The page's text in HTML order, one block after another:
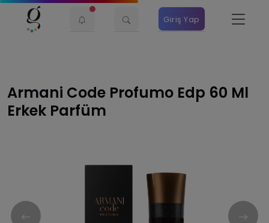
Giriş Yap
Armani Code Profumo Edp 60 Ml
Erkek Parfüm